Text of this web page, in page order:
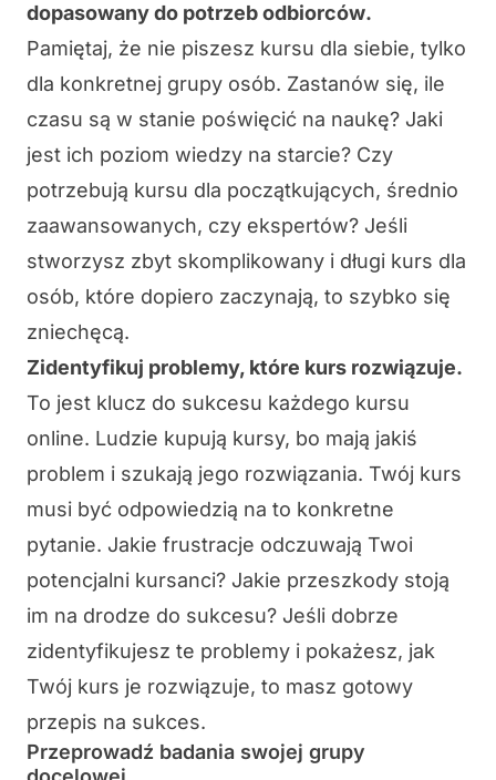
dopasowany do potrzeb odbiorców.
Pamiętaj, że nie piszesz kursu dla siebie, tylko
dla konkretnej grupy osób. Zastanów się, ile
czasu są w stanie poświęcić na naukę? Jaki
jest ich poziom wiedzy na starcie? Czy
potrzebują kursu dla początkujących, średnio
zaawansowanych, czy ekspertów? Jeśli
stworzysz zbyt skomplikowany i długi kurs dla
osób, które dopiero zaczynają, to szybko się
zniechęcą.
Zidentyfikuj problemy, które kurs rozwiązuje.
To jest klucz do sukcesu każdego kursu
online. Ludzie kupują kursy, bo mają jakiś
problem i szukają jego rozwiązania. Twój kurs
musi być odpowiedzią na to konkretne
pytanie. Jakie frustracje odczuwają Twoi
potencjalni kursanci? Jakie przeszkody stoją
im na drodze do sukcesu? Jeśli dobrze
zidentyfikujesz te problemy i pokażesz, jak
Twój kurs je rozwiązuje, to masz gotowy
przepis na sukces.
Przeprowadź badania swojej grupy